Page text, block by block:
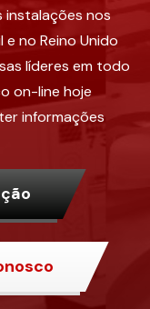
instalações nos
e no Reino Unido
líderes em todo
on-line hoje
informações